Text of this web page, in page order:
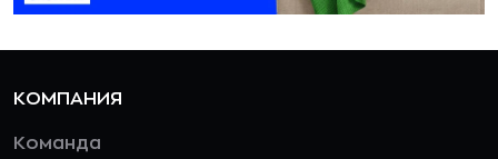
КОМПАНИЯ
Команда